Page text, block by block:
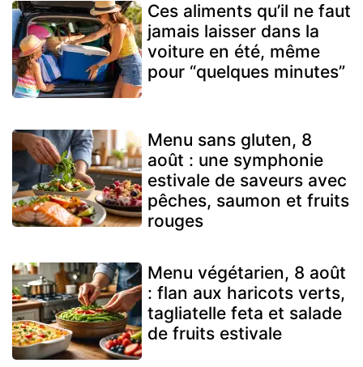
Ces aliments qu’il ne faut
jamais laisser dans la
voiture en été, même
pour “quelques minutes”
Menu sans gluten, 8
août : une symphonie
estivale de saveurs avec
pêches, saumon et fruits
rouges
Menu végétarien, 8 août
: flan aux haricots verts,
tagliatelle feta et salade
de fruits estivale